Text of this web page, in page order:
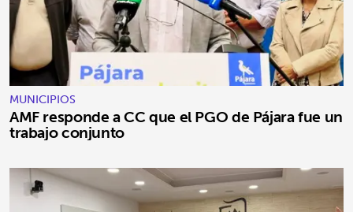
MUNICIPIOS
AMF responde a CC que el PGO de Pájara fue un
trabajo conjunto